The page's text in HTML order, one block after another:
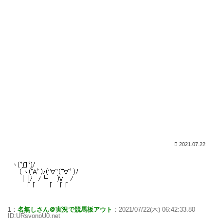
2021.07.22
1： 名無しさん＠実況で競馬板アウト ：2021/07/22(木) 06:42:33.80
ID:URsyonpU0.net